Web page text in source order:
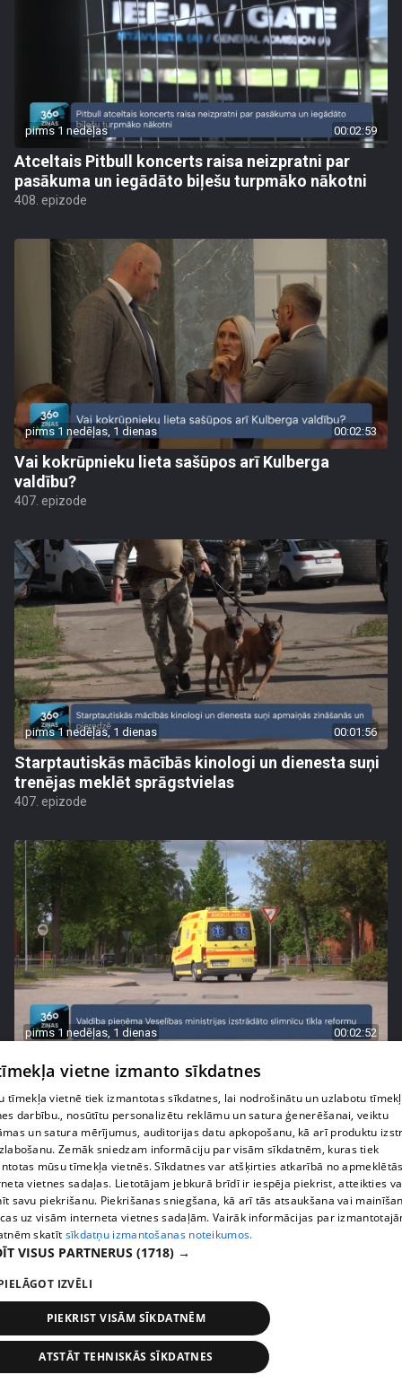
pirms 1 nedēļas 00:02:59
Atceltais Pitbull koncerts raisa neizpratni par
pasākuma un iegādāto biļešu turpmāko nākotni
408. epizode
pirms 1 nedēļas, 1 dienas 00:02:53
Vai kokrūpnieku lieta sašūpos arī Kulberga
valdību?
407. epizode
pirms 1 nedēļas, 1 dienas 00:01:56
Starptautiskās mācībās kinologi un dienesta suņi
trenējas meklēt sprāgstvielas
407. epizode
pirms 1 nedēļas, 1 dienas 00:02:52
Pēc asām debatēm valdība apstiprina slimnīcu
reformu
407. epizode
pirms 1 nedēļas, 1 dienas
Barkavā sākas kapelmeistaru mācības, lai nodotu
vietne izmanto sīkdatnes
tīmekļa vietnē tiek izmantotas sīkdatnes, lai nodrošinātu un uzlabotu
darbību., nosūtītu personalizētu reklāmu un satura ģenerēšanai, veiktu
un satura mērījumus, auditorijas datu apkopošanu, kā arī produktu
Zemāk sniedzam informāciju par visām sīkdatnēm, kuras tiek
mūsu tīmekļa vietnēs. Sīkdatnes var atšķirties atkarībā no
vietnes sadaļas. Lietotājam jebkurā brīdī ir iespēja piekrist, atteikties
savu piekrišanu. Piekrišanas sniegšana, kā arī tās atsaukšana vai
uz visām interneta vietnes sadaļām. Vairāk informācijas par
skatīt sīkdatņu izmantošanas noteikumos.
VISUS PARTNERUS (1718) →
IZVĒLI
PIEKRIST VISĀM SĪKDATNĒM
ATSTĀT TEHNISKĀS SĪKDATNES